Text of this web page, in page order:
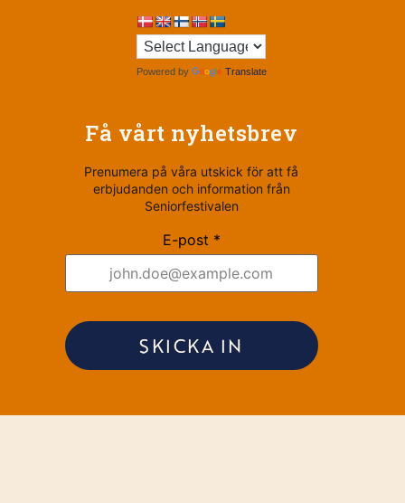
Powered by Translate
Få vårt nyhetsbrev
Prenumera på våra utskick för att få
erbjudanden och information från
Seniorfestivalen
E-post *
SKICKA IN